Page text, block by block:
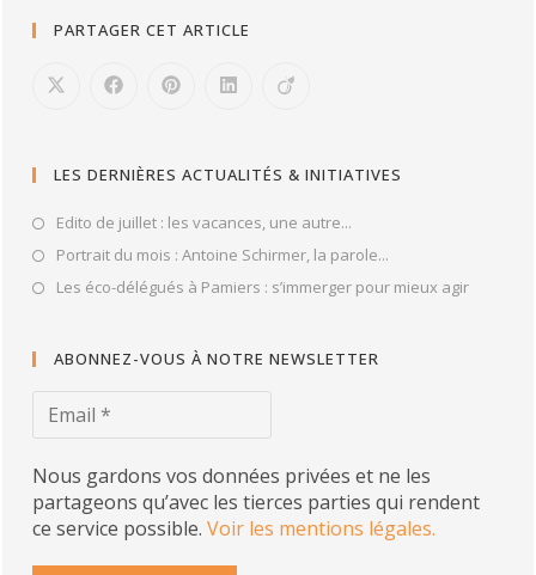
PARTAGER CET ARTICLE
LES DERNIÈRES ACTUALITÉS & INITIATIVES
Edito de juillet : les vacances, une autre...
Portrait du mois : Antoine Schirmer, la parole...
Les éco-délégués à Pamiers : s’immerger pour mieux agir
ABONNEZ-VOUS À NOTRE NEWSLETTER
Nous gardons vos données privées et ne les
partageons qu’avec les tierces parties qui rendent
ce service possible.Voir les mentions légales.